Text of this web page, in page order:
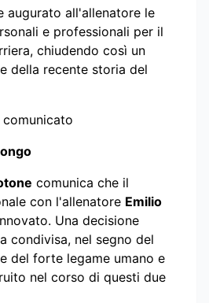
augurato all'allenatore le
e professionali per il
chiudendo così un
della recente storia del
comunica che il
con l'allenatore Emilio
Una decisione
condivisa, nel segno del
del forte legame umano e
nel corso di questi due